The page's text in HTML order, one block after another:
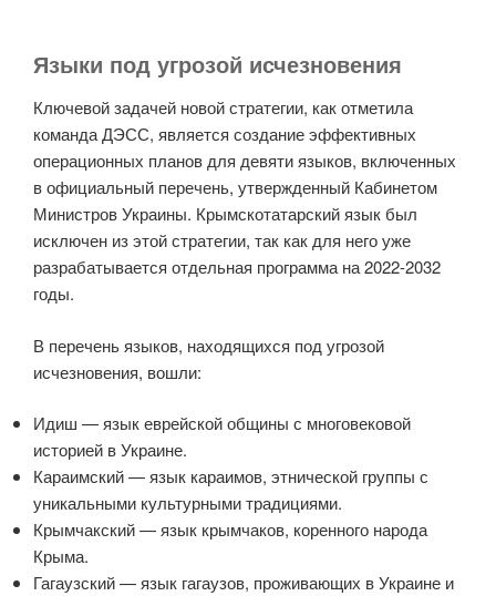
Языки под угрозой исчезновения
Ключевой задачей новой стратегии, как отметила
команда ДЭСС, является создание эффективных
операционных планов для девяти языков, включенных
в официальный перечень, утвержденный Кабинетом
Министров Украины. Крымскотатарский язык был
исключен из этой стратегии, так как для него уже
разрабатывается отдельная программа на 2022-2032
годы.
В перечень языков, находящихся под угрозой
исчезновения, вошли:
Идиш — язык еврейской общины с многовековой
историей в Украине.
Караимский — язык караимов, этнической группы с
уникальными культурными традициями.
Крымчакский — язык крымчаков, коренного народа
Крыма.
Гагаузский — язык гагаузов, проживающих в Украине и